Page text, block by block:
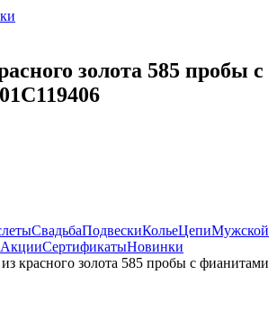
золота 585 пробы с
СвадьбаПодвескиКольеЦепиМужской
АкцииСертификатыНовинки
красного золота 585 пробы с фианитами